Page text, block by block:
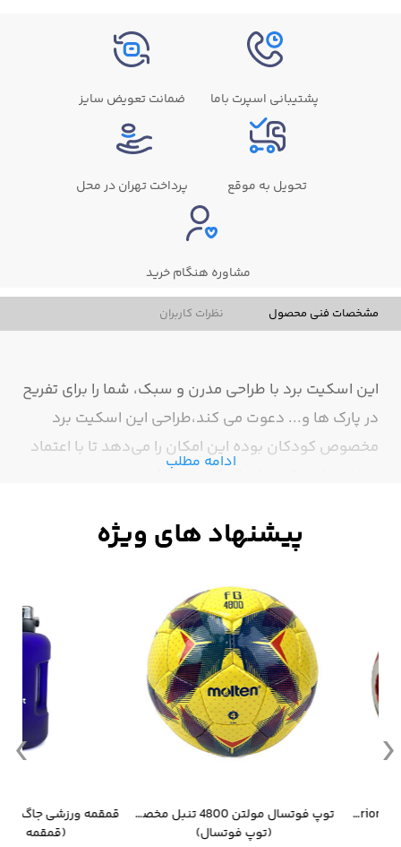
پشتیبانی اسپرت باما ضمانت تعویض سایز
تحویل به موقع پرداخت تهران در محل
مشاوره هنگام خرید
مشخصات فنی محصول نظرات کاربران
این اسکیت برد با طراحی مدرن و سبک، شما را برای تفریح
در پارک ها و... دعوت می کند،طراحی این اسکیت برد
مخصوص کودکان بوده این امکان را می‌دهد تا با اعتماد
به نفس از حرکت های اسکیت برد لذت ببرن.
ادامه مطلب
توپ فوتسال مولتن 4800 تنبل مخصوص سالن
(توپ فوتسال)
(قمقمه و فلاسک)